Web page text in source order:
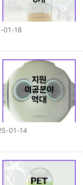
01-18
01-14